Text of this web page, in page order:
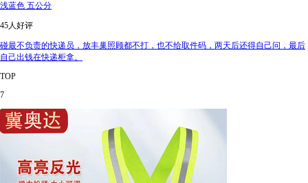
浅蓝色 五公分
45人好评
碰最不负责的快递员，放丰巢照顾都不打，也不给取件码，两天后还得自己问，最后
自己出钱在快递柜拿。
TOP
7